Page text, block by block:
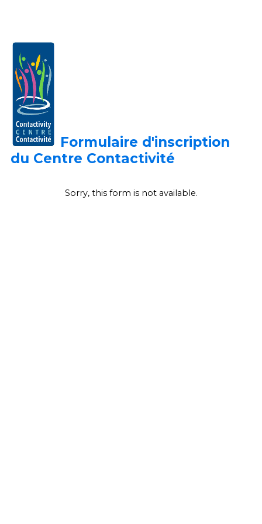
Formulaire d'inscription
du Centre Contactivité
Sorry, this form is not available.